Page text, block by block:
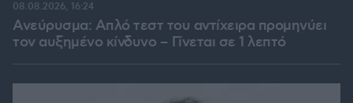
Ανεύρυσμα: Απλό τεστ του αντίχειρα προμηνύει
τον αυξημένο κίνδυνο – Γίνεται σε 1 λεπτό
08.08.2026, 16:24